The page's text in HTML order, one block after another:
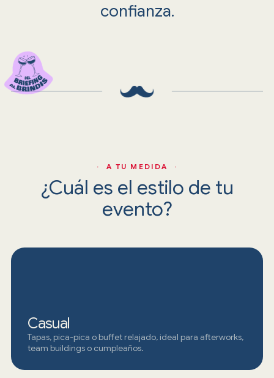
confianza.
· A TU MEDIDA ·
¿Cuál es el estilo de tu
evento?
Casual
Tapas, pica-pica o buffet relajado, ideal para afterworks,
team buildings o cumpleaños.